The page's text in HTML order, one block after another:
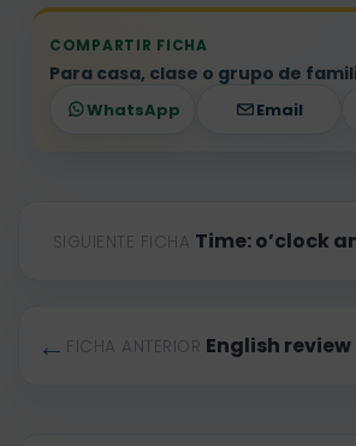
COMPARTIR FICHA
Para casa, clase o grupo de
WhatsApp Email
← FICHA ANTERIOR English
SIGUIENTE FICHA Time: o’clock